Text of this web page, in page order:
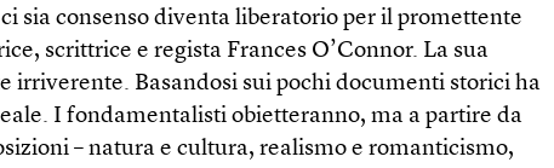
sia consenso diventa liberatorio per il promettente
scrittrice e regista Frances O’Connor. La sua
irriverente. Basandosi sui pochi documenti storici ha
I fondamentalisti obietteranno, ma a partire da
– natura e cultura, realismo e romanticismo,